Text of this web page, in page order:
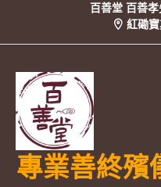
百善堂 百善
紅磡
專業善終殯